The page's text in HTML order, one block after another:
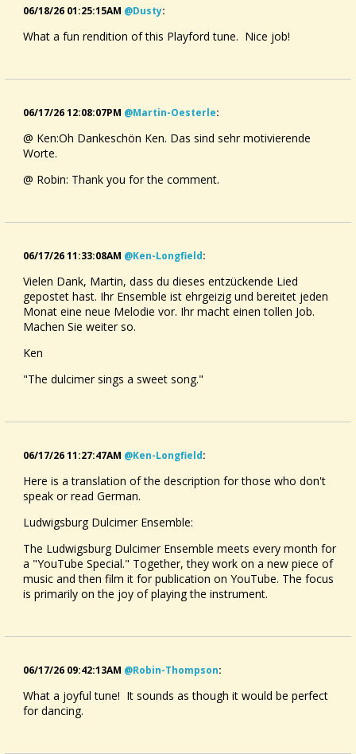
Der Mountain Dulcimer:
Der Mountain Dulcimer ist ein altes Saiteninstrument, dessen
Wurzeln bis hin zum späten Mittelalter reichen. Er ist ein
ersten Mal erwähnt wurde.
leicht zu spielen und intuitiv zu erlernen. Mit den ersten
ist dort auch heute noch, vor allem in den Bergregionen der
Appalachen, in der Country und Folkmusik weit verbreitet.
Auch in Deutschland wird das Instrument seit einiger Zeit
wieder zunehmend beachtet.
06/18/26 01:25:15AM @dusty:
What a fun rendition of this Playford tune. Nice job!
06/17/26 12:08:07PM @martin-Oesterle:
@ Ken:Oh Dankeschön Ken. Das sind sehr motivierende
Worte.
@ Robin: Thank you for the comment.
06/17/26 11:33:08AM @ken-Longfield:
Vielen Dank, Martin, dass du dieses entzückende Lied
gepostet hast. Ihr Ensemble ist ehrgeizig und bereitet jeden
Monat eine neue Melodie vor. Ihr macht einen tollen Job.
Machen Sie weiter so.
Ken
"The dulcimer sings a sweet song."
06/17/26 11:27:47AM @ken-Longfield:
Here is a translation of the description for those who don't
speak or read German.
Ludwigsburg Dulcimer Ensemble:
The Ludwigsburg Dulcimer Ensemble meets every month for
a "YouTube Special." Together, they work on a new piece of
music and then film it for publication on YouTube. The focus
is primarily on the joy of playing the instrument.
06/17/26 09:42:13AM @robin-Thompson:
What a joyful tune! It sounds as though it would be perfect
for dancing.